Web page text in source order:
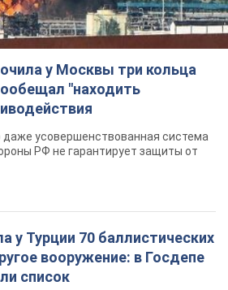
у Москвы три кольца
"находить
даже усовершенствованная система
РФ не гарантирует защиты от
у Турции 70 баллистических
вооружение: в Госдепе
список